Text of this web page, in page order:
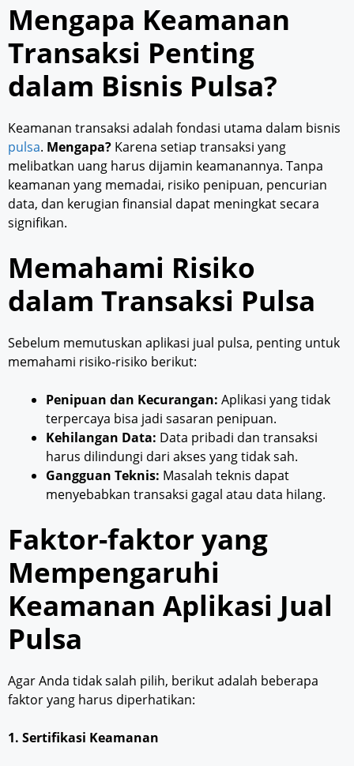
Mengapa Keamanan
Transaksi Penting
dalam Bisnis Pulsa?
Keamanan transaksi adalah fondasi utama dalam bisnis
pulsa. Mengapa? Karena setiap transaksi yang
melibatkan uang harus dijamin keamanannya. Tanpa
keamanan yang memadai, risiko penipuan, pencurian
data, dan kerugian finansial dapat meningkat secara
signifikan.
Memahami Risiko
dalam Transaksi Pulsa
Sebelum memutuskan aplikasi jual pulsa, penting untuk
memahami risiko-risiko berikut:
Penipuan dan Kecurangan: Aplikasi yang tidak
terpercaya bisa jadi sasaran penipuan.
Kehilangan Data: Data pribadi dan transaksi
harus dilindungi dari akses yang tidak sah.
Gangguan Teknis: Masalah teknis dapat
menyebabkan transaksi gagal atau data hilang.
Faktor-faktor yang
Mempengaruhi
Keamanan Aplikasi Jual
Pulsa
Agar Anda tidak salah pilih, berikut adalah beberapa
faktor yang harus diperhatikan:
1. Sertifikasi Keamanan